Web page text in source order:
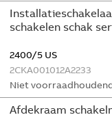
schakelen schak
2400/5 US
2CKA001012A2233
Niet
Afdekraam